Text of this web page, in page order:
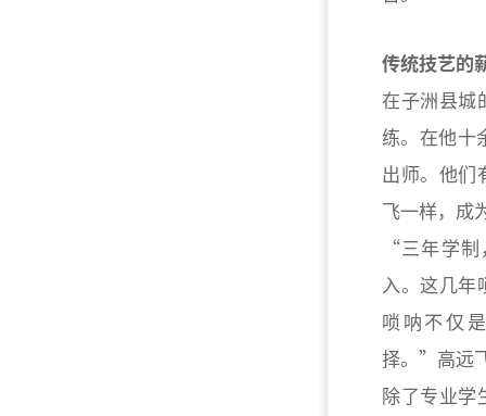
传统技艺的
在子洲县城
练。在他
出师。他们
飞一样，成
“三年学
入。这几
唢呐不仅
择。”高远
除了专业学